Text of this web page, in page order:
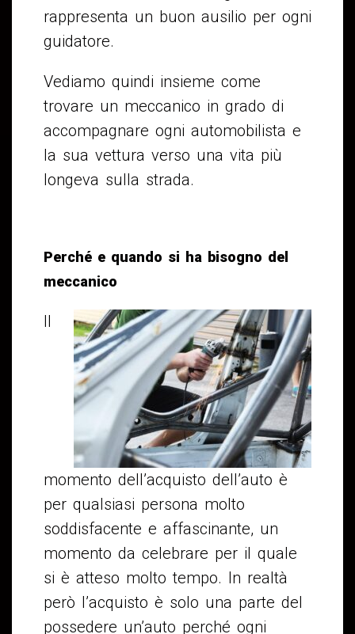
rappresenta un buon ausilio per ogni
guidatore.
Vediamo quindi insieme come
trovare un meccanico in grado di
accompagnare ogni automobilista e
la sua vettura verso una vita più
longeva sulla strada.
Perché e quando si ha bisogno del
meccanico
Il
momento dell’acquisto dell’auto è
per qualsiasi persona molto
soddisfacente e affascinante, un
momento da celebrare per il quale
si è atteso molto tempo. In realtà
però l’acquisto è solo una parte del
possedere un’auto perché ogni